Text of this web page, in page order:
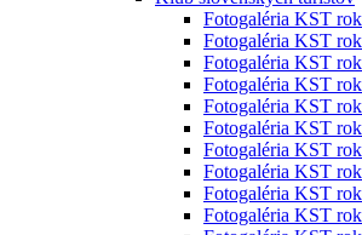
Fotogaléria KST
Fotogaléria KST
Fotogaléria KST
Fotogaléria KST
Fotogaléria KST
Fotogaléria KST
Fotogaléria KST
Fotogaléria KST
Fotogaléria KST
Fotogaléria KST